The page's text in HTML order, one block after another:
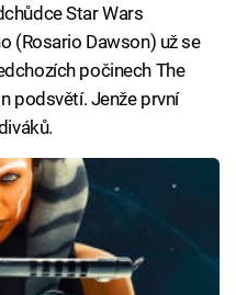
Star Wars
(Rosario Dawson) už se
počinech The
podsvětí. Jenže první